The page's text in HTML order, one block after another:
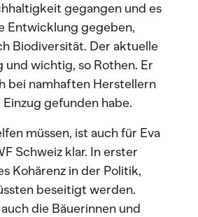
gegangen und es
Entwicklung gegeben,
Biodiversität. Der aktuelle
und wichtig, so Rothen. Er
bei namhaften Herstellern
gefunden habe.
müssen, ist auch für Eva
Schweiz klar. In erster
Kohärenz in der Politik,
beseitigt werden.
die Bäuerinnen und